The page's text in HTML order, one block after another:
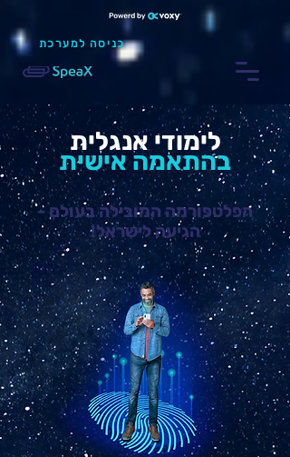
כניסה למערכת
לימודי אנגלית
בהתאמה אישית
הפלטפורמה המובילה בעולם -
הגיעה לישראל!